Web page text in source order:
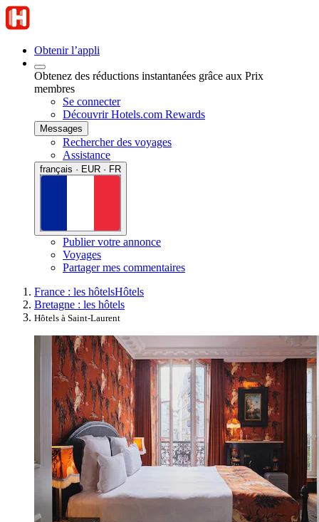
Obtenir l’appli
Obtenez des réductions instantanées grâce aux Prix
membres
Se connecter
Découvrir Hotels.com Rewards
Messages
Rechercher des voyages
Assistance
français · EUR · FR
Publier votre annonce
Voyages
Partager mes commentaires
France : les hôtelsHôtels
Bretagne : les hôtels
Hôtels à Saint-Laurent